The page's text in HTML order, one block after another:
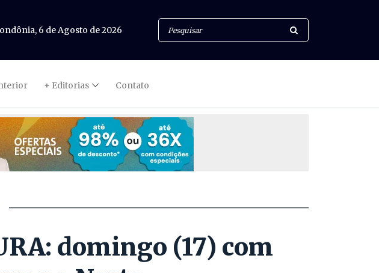
6 de Agosto de 2026
+ Editorias Contato
domingo (17) com